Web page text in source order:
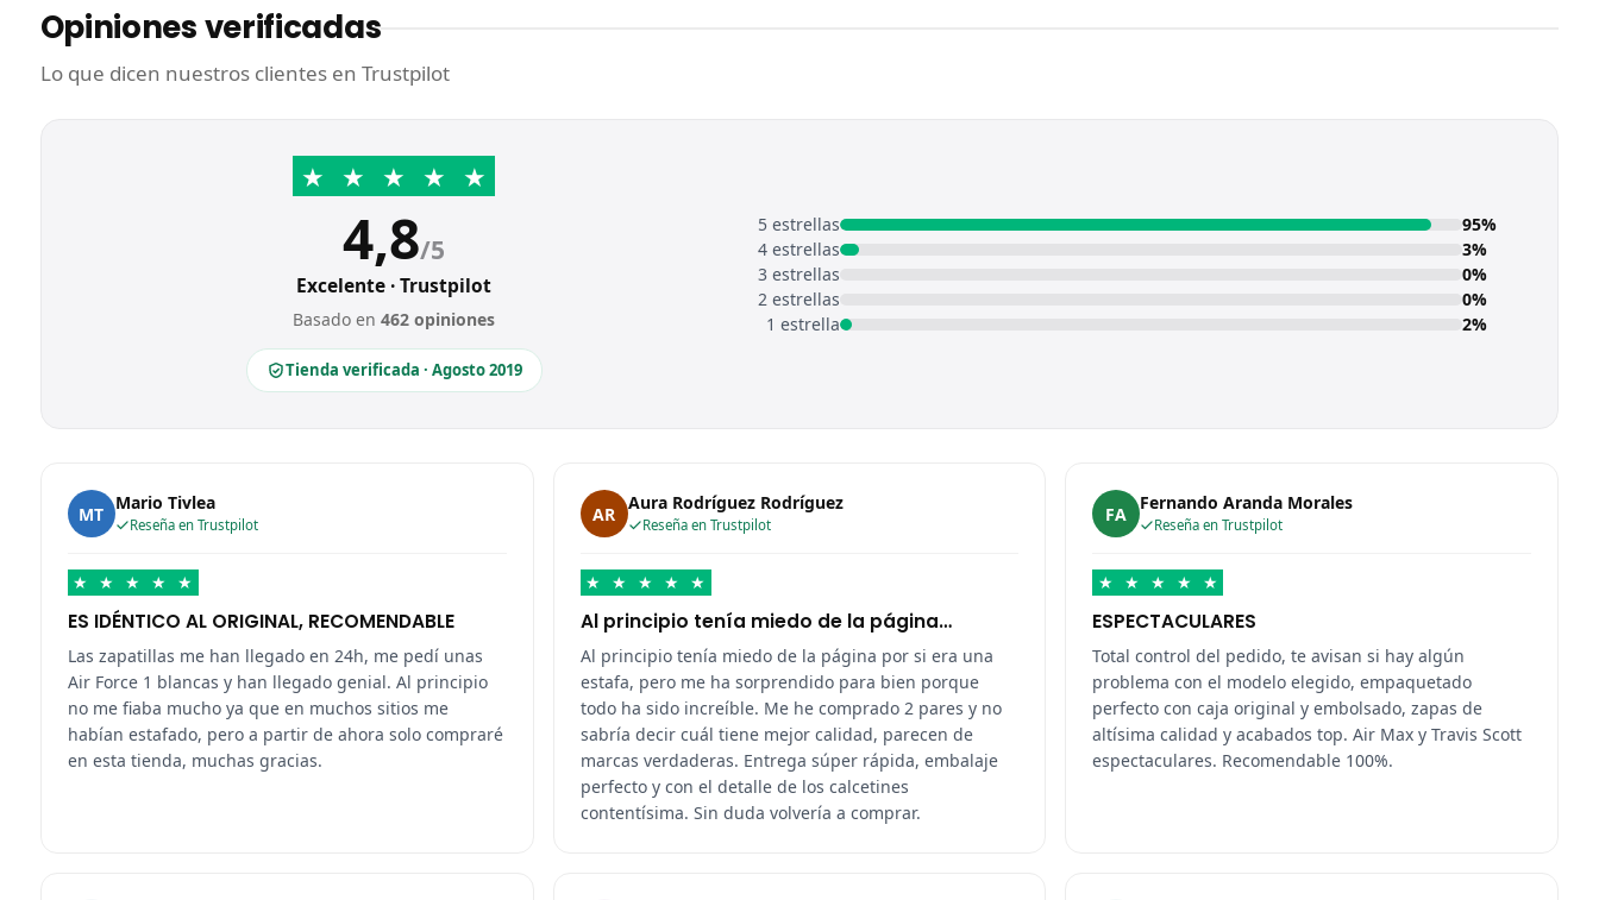
Opiniones verificadas
Lo que dicen nuestros clientes en Trustpilot
★ ★ ★ ★ ★
4,8/5
Excelente · Trustpilot
Basado en462 opiniones
Tienda verificada · Agosto 2019
5 estrellas
95%
4 estrellas
3%
3 estrellas
0%
2 estrellas
0%
1 estrella
2%
MT Mario Tivlea
Reseña en Trustpilot
★ ★ ★ ★ ★
ES IDÉNTICO AL ORIGINAL, RECOMENDABLE
Las zapatillas me han llegado en 24h, me pedí unas
Air Force 1 blancas y han llegado genial. Al principio
no me fiaba mucho ya que en muchos sitios me
habían estafado, pero a partir de ahora solo compraré
en esta tienda, muchas gracias.
AR Aura Rodríguez Rodríguez
Reseña en Trustpilot
★ ★ ★ ★ ★
Al principio tenía miedo de la página…
Al principio tenía miedo de la página por si era una
estafa, pero me ha sorprendido para bien porque
todo ha sido increíble. Me he comprado 2 pares y no
sabría decir cuál tiene mejor calidad, parecen de
marcas verdaderas. Entrega súper rápida, embalaje
perfecto y con el detalle de los calcetines
contentísima. Sin duda volvería a comprar.
FA Fernando Aranda Morales
Reseña en Trustpilot
★ ★ ★ ★ ★
ESPECTACULARES
Total control del pedido, te avisan si hay algún
problema con el modelo elegido, empaquetado
perfecto con caja original y embolsado, zapas de
altísima calidad y acabados top. Air Max y Travis Scott
espectaculares. Recomendable 100%.